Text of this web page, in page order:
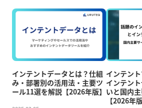
インテントデータとは？仕組
み・部署別の活用法・主要ツ
ール11選を解説【2026年版】
インテン
インテン
いと国内
【2026年版